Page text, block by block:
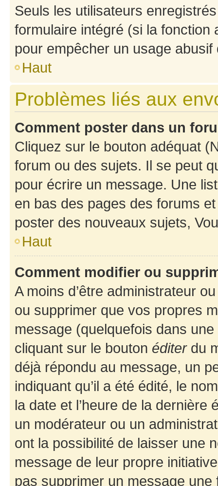
Seuls les utilisateurs
formulaire intégré (si la fonction
pour empêcher un usage
Haut
Problèmes liés aux
Comment poster dans un
Cliquez sur le bouton adéquat
forum ou des sujets. Il se peut
pour écrire un message. Une
en bas des pages des forums
poster des nouveaux sujets,
Haut
Comment modifier ou
A moins d’être administrateur
ou supprimer que vos propres
message (quelquefois dans
cliquant sur le bouton éditerdu
déjà répondu au message, un
indiquant qu’il a été édité, le
la date et l’heure de la dernière
un modérateur ou un
ont la possibilité de laisser une
message de leur propre
pas supprimer un message une